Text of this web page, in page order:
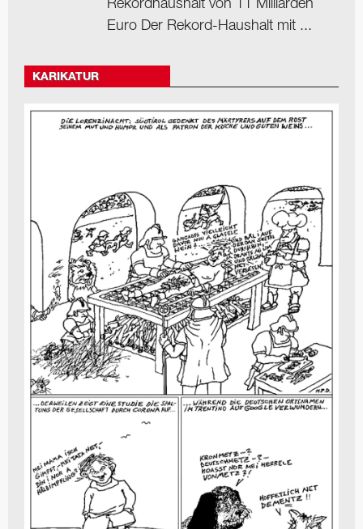
Rekordhaushalt von 11 Milliarden
Euro Der Rekord-Haushalt mit ...
KARIKATUR